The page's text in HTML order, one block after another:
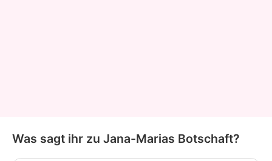
Was sagt ihr zu Jana-Marias Botschaft?